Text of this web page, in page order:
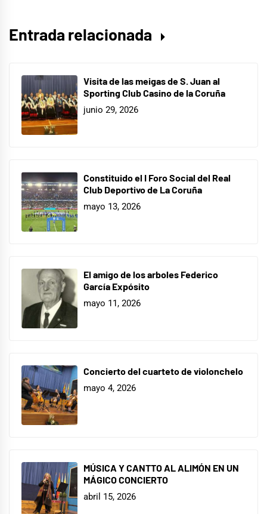
Entrada relacionada
Visita de las meigas de S. Juan al
Sporting Club Casino de la Coruña
junio 29, 2026
Constituido el I Foro Social del Real
Club Deportivo de La Coruña
mayo 13, 2026
El amigo de los arboles Federico
García Expósito
mayo 11, 2026
Concierto del cuarteto de violonchelo
mayo 4, 2026
MÚSICA Y CANTTO AL ALIMÓN EN UN
MÁGICO CONCIERTO
abril 15, 2026